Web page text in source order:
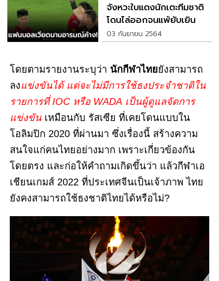
จังหวะใบแดงนักเตะทีมชาติ
โดนไล่ออกจนแพ้ยับเยิน
03 กันยายน 2564
โดยตามรายงานระบุว่า นักกีฬาไทยยังสามารถ
ลงแข่งขันได้ แต่จะไม่มีการใช้ธงประจำชาติใน
รายการที่ IOC หรือ WADA เป็นผู้ดูแลจัดการ
แข่งขัน เหมือนกับ รัสเซีย ที่เคยโดนแบบใน
โอลิมปิก 2020 ที่ผ่านมา ซึ่งเรื่องนี้ สร้างความ
สนใจแก่คนไทยอย่างมาก เพราะเกี่ยวข้องกัน
โดยตรง และก่อให้คำถามเกิดขึ้นว่า แล้วกีฬาเอ
เชียนเกมส์ 2022 ที่ประเทศจีนเป็นเจ้าภาพ ไทย
ยังคงสามารถใช้ธงชาติไทยได้หรือไม่?